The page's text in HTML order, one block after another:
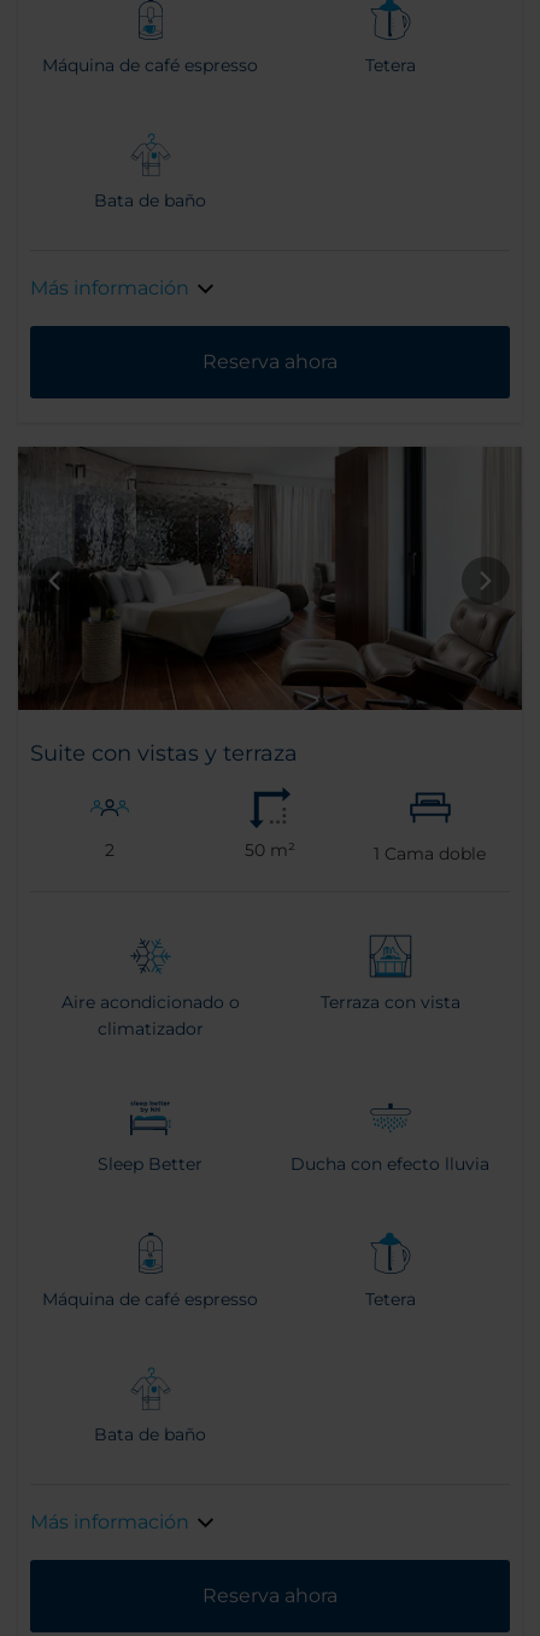
Máquina de café espresso Tetera
Bata de baño
Más información
Reserva ahora
Suite con vistas y terraza
2 50 m² 1 Cama doble
Aire acondicionado o
climatizador
Terraza con vista
Sleep Better Ducha con efecto lluvia
Máquina de café espresso Tetera
Bata de baño
Más información
Reserva ahora